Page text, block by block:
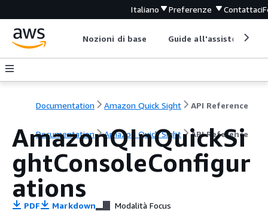
Italiano Preferenze Contattaci
Nozioni di base Guide all'assistenza
Documentation Amazon Quick Sight API Reference
Documentation Amazon Quick Sight API Reference
AmazonQInQuickSi
ghtConsoleConfigur
ations
PDF Markdown Modalità Focus